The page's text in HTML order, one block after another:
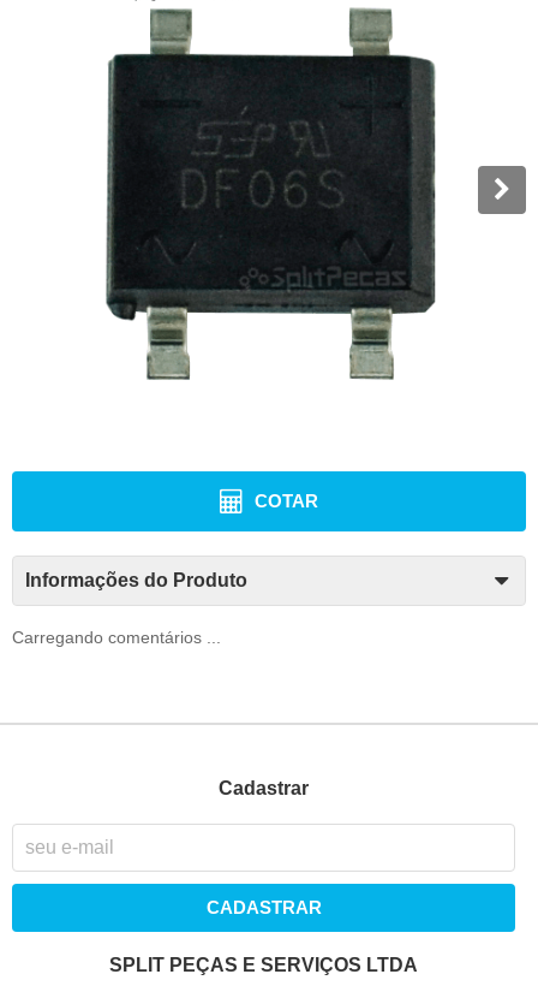
COTAR
Informações do Produto
Carregando comentários ...
Cadastrar
CADASTRAR
SPLIT PEÇAS E SERVIÇOS LTDA